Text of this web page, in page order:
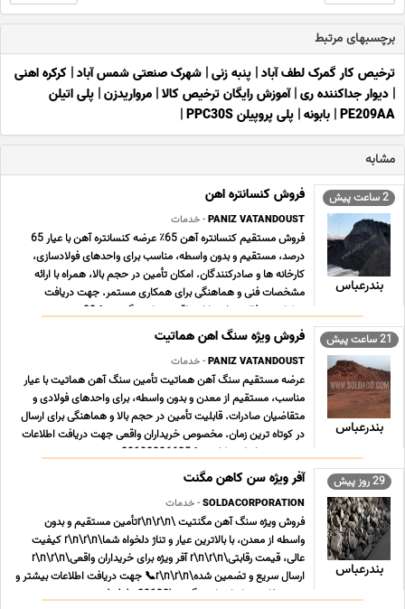
برچسبهای مرتبط
ترخیص کار گمرک لطف آباد| پنبه زنی| شهرک صنعتی شمس آباد| کرکره اهنی
| دیوار جداکننده ری|آموزش رایگان ترخیص کالا| مرواریدزن| پلی اتیلن
PE209AA
| بابونه| پلی پروپیلن PPC30S |
مشابه
2 ساعت پیش
بندرعباس
فروش کنسانتره اهن
PANIZ VATANDOUST- خدمات
فروش مستقیم کنسانتره آهن 65٪ عرضه کنسانتره آهن با عیار 65
درصد، مستقیم و بدون واسطه، مناسب برای واحدهای فولادسازی،
کارخانه ها و صادرکنندگان. امکان تأمین در حجم بالا، همراه با ارائه
مشخصات فنی و هماهنگی برای همکاری مستمر. جهت دریافت
جزئیات و مذاکره، خریداران واقعی تماس بگیرند 📞 09 ... ...
21 ساعت پیش
بندرعباس
فروش ویژه سنگ اهن هماتیت
PANIZ VATANDOUST- خدمات
عرضه مستقیم سنگ آهن هماتیت تأمین سنگ آهن هماتیت با عیار
مناسب، مستقیم از معدن و بدون واسطه، برای واحدهای فولادی و
متقاضیان صادرات. قابلیت تأمین در حجم بالا و هماهنگی برای ارسال
در کوتاه ترین زمان. مخصوص خریداران واقعی جهت دریافت اطلاعات
بیشتر و شرایط همکاری 📞 09190996625 ... ...
29 روز پیش
بندرعباس
آفر ویژه سن کاهن مگنت
SOLDACORPORATION- خدمات
فروش ویژه سنگ آهن مگنتیت \r\n\r\nتأمین مستقیم و بدون
واسطه از معدن، با بالاترین عیار و تناژ دلخواه شما\r\n\r\n کیفیت
عالی، قیمت رقابتی\r\n\r\n آفر ویژه برای خریداران واقعی\r\n\r\n
ارسال سریع و تضمین شده\r\n\r\n📞 جهت دریافت اطلاعات بیشتر و
ثبت سفارش، با ما تماس بگیرید\r\n\r\n09190 ... ...